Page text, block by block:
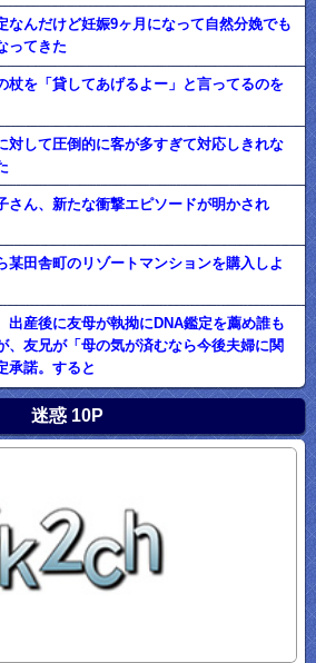
なんだけど妊娠9ヶ月になって自然分娩でも
ってきた
杖を「貸してあげるよー」と言ってるのを
対して圧倒的に客が多すぎて対応しきれな
さん、新たな衝撃エピソードが明かされ
某田舎町のリゾートマンションを購入しよ
出産後に友母が執拗にDNA鑑定を薦め誰も
、友兄が「母の気が済むなら今後夫婦に関
承諾。すると
迷惑 10P